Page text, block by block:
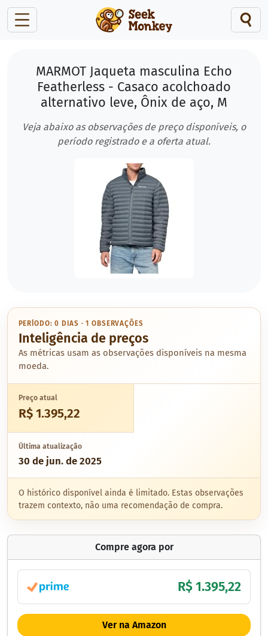
MARMOT Jaqueta masculina Echo
Featherless - Casaco acolchoado
alternativo leve, Ônix de aço, M
Veja abaixo as observações de preço disponíveis, o
período registrado e a oferta atual.
PERÍODO: 0 DIAS · 1 OBSERVAÇÕES
Inteligência de preços
As métricas usam as observações disponíveis na mesma
moeda.
Preço atual
R$ 1.395,22
Última atualização
30 de jun. de 2025
O histórico disponível ainda é limitado. Estas observações
trazem contexto, não uma recomendação de compra.
Compre agora por
R$ 1.395,22
Ver na Amazon